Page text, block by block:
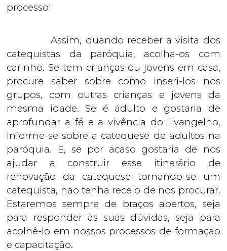
processo!
Assim, quando receber a visita dos
catequistas da paróquia, acolha-os com
carinho. Se tem crianças ou jovens em casa,
procure saber sobre como inseri-los nos
grupos, com outras crianças e jovens da
mesma idade. Se é adulto e gostaria de
aprofundar a fé e a vivência do Evangelho,
informe-se sobre a catequese de adultos na
paróquia. E, se por acaso gostaria de nos
ajudar a construir esse itinerário de
renovação da catequese tornando-se um
catequista, não tenha receio de nos procurar.
Estaremos sempre de braços abertos, seja
para responder às suas dúvidas, seja para
acolhê-lo em nossos processos de formação
e capacitação.